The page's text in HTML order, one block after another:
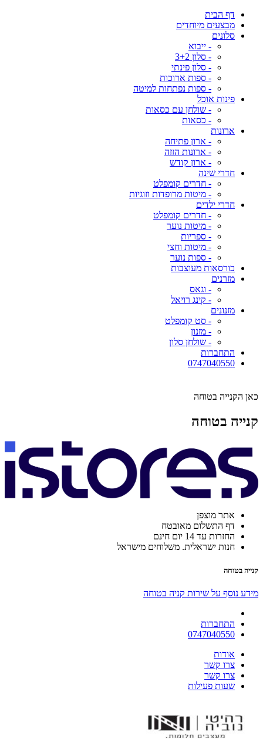
דף הבית
מבצעים מיוחדים
סלונים
- ייבוא
- סלון 3+2
- סלון פינתי
- ספות ארוכות
- ספות נפתחות למיטה
פינות אוכל
- שולחן עם כסאות
- כסאות
ארונות
- ארון פתיחה
- ארונות הזזה
- ארון קודש
חדרי שינה
- חדרים קומפלט
- מיטות מרופדות וזוגיות
חדרי ילדים
- חדרים קומפלט
- מיטות נוער
- ספריות
- מיטות וחצי
- ספות נוער
כורסאות מעוצבות
מזרנים
- וגאס
- קינג רויאל
מזנונים
- סט קומפלט
- מזנון
- שולחן סלון
התחברות
0747040550
כאן הקנייה בטוחה
קנייה בטוחה
אתר מוצפן
דף התשלום מאובטח
החזרות עד 14 יום חינם
חנות ישראלית. משלוחים מישראל
קנייה בטוחה
מידע נוסף על שירות קניה בטוחה
התחברות
0747040550
אודות
צרו קשר
צרו קשר
שעות פעילות